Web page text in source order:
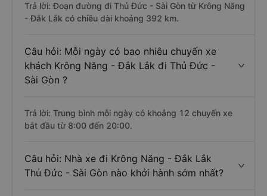
Trả lời: Đoạn đường đi Thủ Đức - Sài Gòn từ Krông Năng
- Đắk Lắk có chiều dài khoảng 392 km.
Câu hỏi: Mỗi ngày có bao nhiêu chuyến xe
khách Krông Năng - Đắk Lắk đi Thủ Đức -
Sài Gòn ?
Trả lời: Trung bình mỗi ngày có khoảng 12 chuyến xe
bắt đầu từ 8:00 đến 20:00.
Câu hỏi: Nhà xe đi Krông Năng - Đắk Lắk
Thủ Đức - Sài Gòn nào khởi hành sớm nhất?